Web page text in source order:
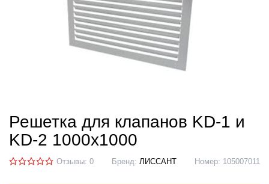
Решетка для клапанов KD-1 и
KD-2 1000х1000
Отзывы: 0 Бренд: ЛИССАНТ Номер: 105007011